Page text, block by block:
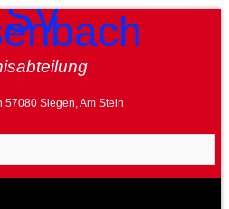
57080 Siegen, Am Stein